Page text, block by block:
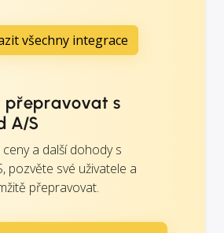
všechny integrace
přepravovat s
A/S
a další dohody s
pozvěte své uživatele a
přepravovat.